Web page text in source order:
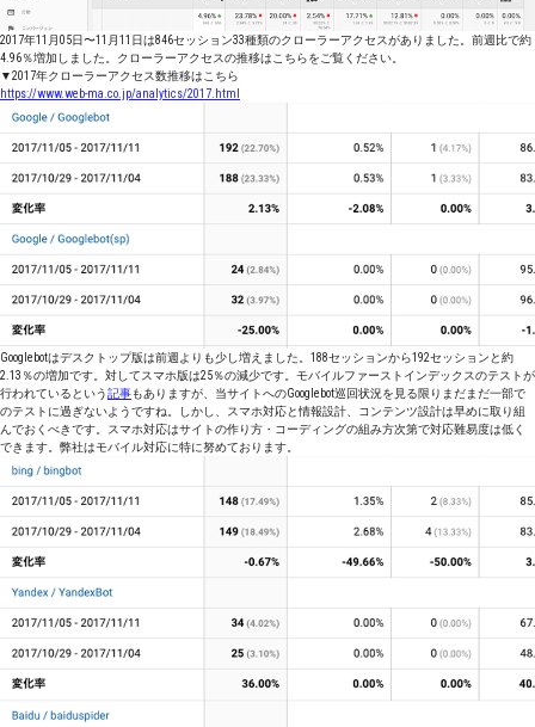
2017年11月05日〜11月11日は846セッション33種類のクローラーアクセスがありました。前週比で約
4.96％増加しました。クローラーアクセスの推移はこちらをご覧ください。
▼2017年クローラーアクセス数推移はこちら
https://www.web-ma.co.jp/analytics/2017.html
Googlebotはデスクトップ版は前週よりも少し増えました。188セッションから192セッションと約
2.13％の増加です。対してスマホ版は25％の減少です。モバイルファーストインデックスのテストが
行われているという記事もありますが、当サイトへのGooglebot巡回状況を見る限りまだまだ一部で
のテストに過ぎないようですね。しかし、スマホ対応と情報設計、コンテンツ設計は早めに取り組
んでおくべきです。スマホ対応はサイトの作り方・コーディングの組み方次第で対応難易度は低く
できます。弊社はモバイル対応に特に努めております。